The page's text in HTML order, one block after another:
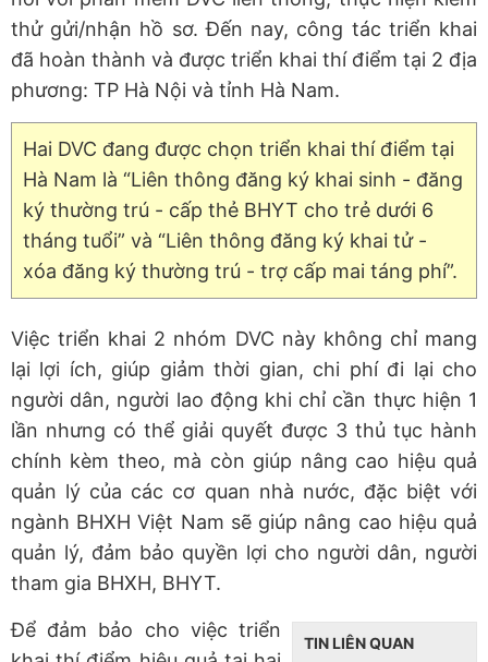
thử gửi/nhận hồ sơ. Đến nay, công tác triển khai
đã hoàn thành và được triển khai thí điểm tại 2 địa
phương: TP Hà Nội và tỉnh Hà Nam.
Hai DVC đang được chọn triển khai thí điểm tại
Hà Nam là “Liên thông đăng ký khai sinh - đăng
ký thường trú - cấp thẻ BHYT cho trẻ dưới 6
tháng tuổi” và “Liên thông đăng ký khai tử -
xóa đăng ký thường trú - trợ cấp mai táng phí”.
Việc triển khai 2 nhóm DVC này không chỉ mang
lại lợi ích, giúp giảm thời gian, chi phí đi lại cho
người dân, người lao động khi chỉ cần thực hiện 1
lần nhưng có thể giải quyết được 3 thủ tục hành
chính kèm theo, mà còn giúp nâng cao hiệu quả
quản lý của các cơ quan nhà nước, đặc biệt với
ngành BHXH Việt Nam sẽ giúp nâng cao hiệu quả
quản lý, đảm bảo quyền lợi cho người dân, người
tham gia BHXH, BHYT.
TIN LIÊN QUAN
Để đảm bảo cho việc triển